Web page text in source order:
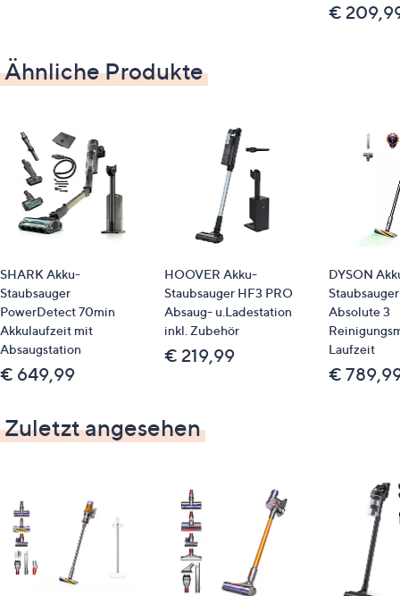
€
Ähnliche Produkte
SHARK Akku-
Staubsauger
PowerDetect 70min
Akkulaufzeit mit
Absaugstation
€ 649,99
HOOVER Akku-
Staubsauger HF3 PRO
Absaug- u.Ladestation
inkl. Zubehör
€ 219,99
DYSON
Absolute 3
Laufzeit
€
Zuletzt angesehen